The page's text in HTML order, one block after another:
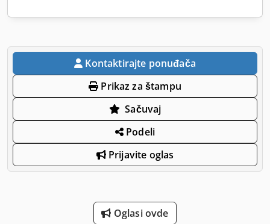
Kontaktirajte ponuđača
Prikaz za štampu
Sačuvaj
Podeli
Prijavite oglas
Oglasi ovde